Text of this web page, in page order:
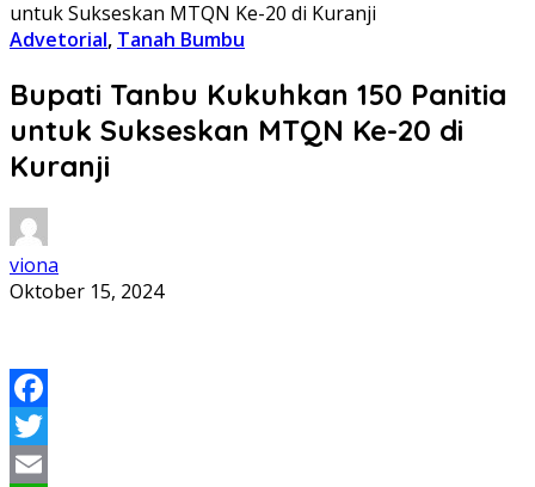
untuk Sukseskan MTQN Ke-20 di Kuranji
Advetorial, Tanah Bumbu
Bupati Tanbu Kukuhkan 150 Panitia
untuk Sukseskan MTQN Ke-20 di
Kuranji
viona
Oktober 15, 2024
Facebook
Twitter